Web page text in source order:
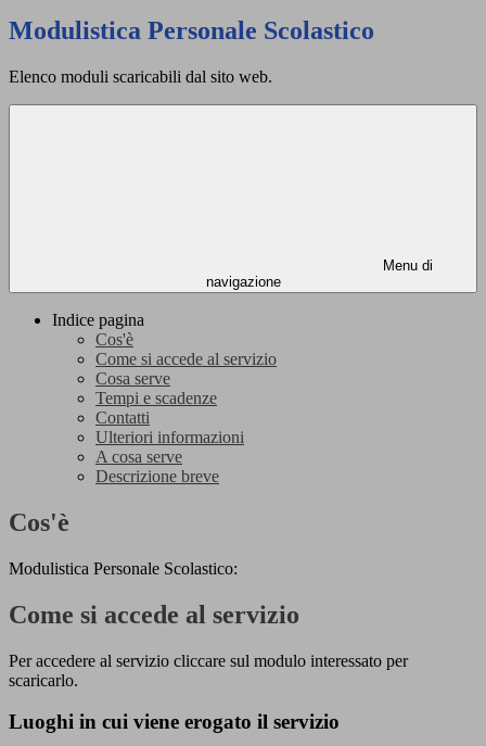
Modulistica Personale Scolastico
Elenco moduli scaricabili dal sito web.
Menu di
navigazione
Indice pagina
Cos'è
Come si accede al servizio
Cosa serve
Tempi e scadenze
Contatti
Ulteriori informazioni
A cosa serve
Descrizione breve
Cos'è
Modulistica Personale Scolastico:
Come si accede al servizio
Per accedere al servizio cliccare sul modulo interessato per
scaricarlo.
Luoghi in cui viene erogato il servizio